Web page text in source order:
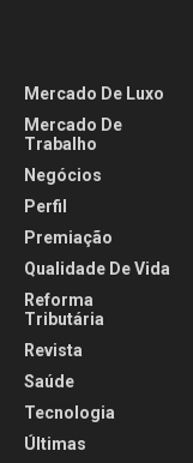
Mercado De Luxo
Mercado De
Trabalho
Negócios
Perfil
Premiação
Qualidade De Vida
Reforma
Tributária
Revista
Saúde
Tecnologia
Últimas